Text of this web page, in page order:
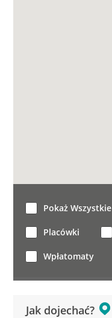
Jak dojechać?
Pokaż Wszystkie
Placówki
Wpłatomaty